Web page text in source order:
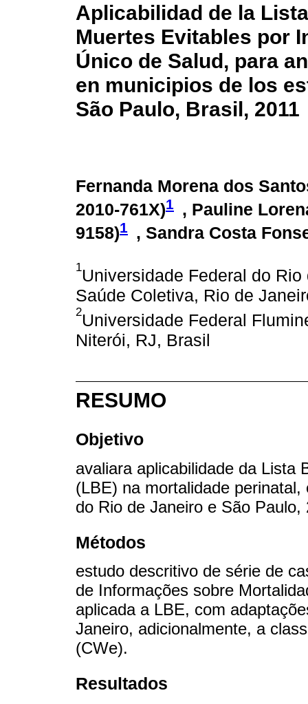
Aplicabilidad de la
Muertes Evitables por
Único de Salud, para
en municipios de los
São Paulo, Brasil, 2011
Fernanda Morena dos
2010-761X)1 , Pauline
9158)1 , Sandra Costa
1Universidade Federal do
Saúde Coletiva, Rio de
2Universidade Federal
Niterói, RJ, Brasil
RESUMO
Objetivo
avaliara aplicabilidade da Lista
(LBE) na mortalidade
do Rio de Janeiro e São Paulo,
Métodos
estudo descritivo de série de
de Informações sobre
aplicada a LBE, com
Janeiro, adicionalmente, a
(CWe).
Resultados